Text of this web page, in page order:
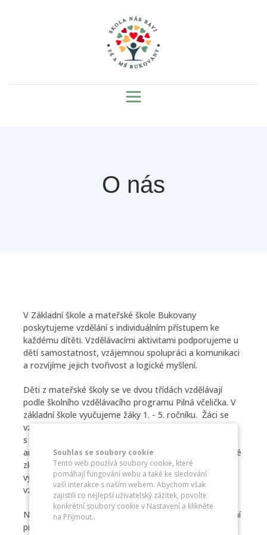
Souhlas se soubory cookie
Tento web používá soubory cookie, které
pomáhají fungování webu a také ke sledování
vaší interakce s naším webem. Abychom však
zajistili co nejlepší uživatelský zážitek, povolte
konkrétní soubory cookie v Nastavení a klikněte
na Přijmout..
O nás
V Základní škole a mateřské škole Bukovany
poskytujeme vzdělání s individuálním přístupem ke
každému dítěti. Vzdělávacími aktivitami podporujeme u
dětí samostatnost, vzájemnou spolupráci a komunikaci
a rozvíjíme jejich tvořivost a logické myšlení.
Děti z mateřské školy se ve dvou třídách vzdělávají
podle školního vzdělávacího programu Pilná včelička. V
základní škole vyučujeme žáky 1. - 5. ročníku. Žáci se
vzdělávají podle školního vzdělávacího programu
s názvem Škola nás baví. Důraz klademe na výuku
anglického jazyka s cílem připravit žáky na Cambridgské
zkoušky. Všichni žáci školy se v hodinách hudební
výchovy učí hrát na zobcovou flétnu. Mimoškolní
vzdělávání zajišťuje jedno oddělení školní družiny.
Nabízíme možnost individuálního (domácího) vzdělávání
pro školní i předškolní děti.